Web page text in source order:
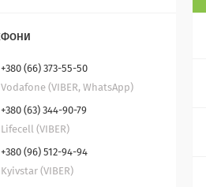
+380 (66) 373-55-50
Vodafone (VIBER, WhatsApp)
+380 (63) 344-90-79
Lifecell (VIBER)
+380 (96) 512-94-94
Kyivstar (VIBER)